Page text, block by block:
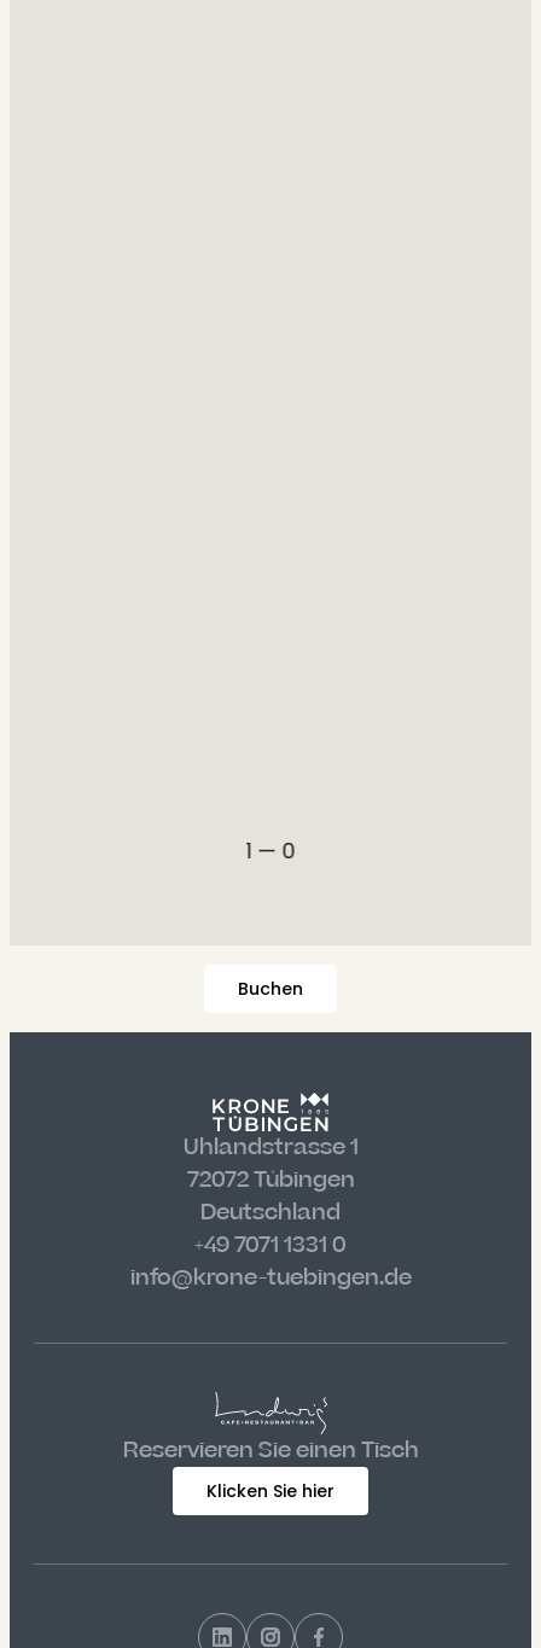
1 — 0
Buchen
Uhlandstrasse 1
72072 Tübingen
Deutschland
+49 7071 1331 0
info@krone-tuebingen.de
Reservieren Sie einen Tisch
Klicken Sie hier